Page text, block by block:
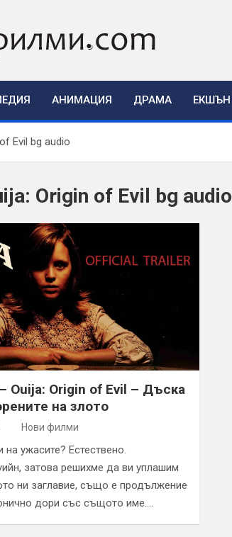
АНИМАЦИЯ ДРАМА ЕКШЪН
Evil bg audio
Origin of Evil bg audio
Ouija: Origin of Evil – Дъска
на злото
Нови филми
ужасите? Естествено.
затова решихме да ви уплашим
ни заглавие, също е продължение
дори със същото име.…